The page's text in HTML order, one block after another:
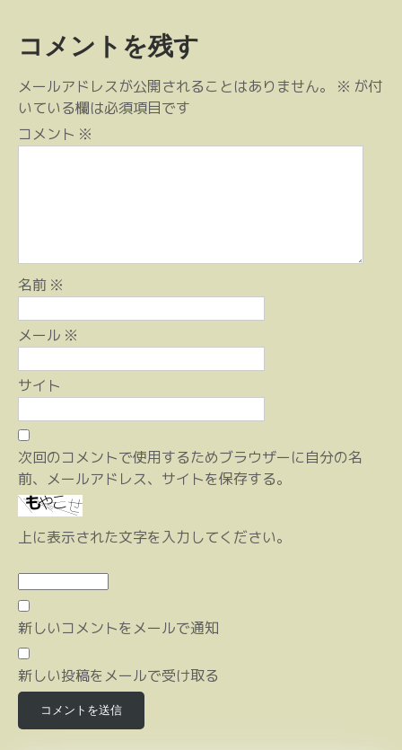
ナ
ビ
ゲ
ー
シ
コメントを残す
メールアドレスが公開されることはありません。 ※ が付
いている欄は必須項目です
コメント ※
名前 ※
メール ※
サイト
次回のコメントで使用するためブラウザーに自分の名
前、メールアドレス、サイトを保存する。
上に表示された文字を入力してください。
新しいコメントをメールで通知
新しい投稿をメールで受け取る